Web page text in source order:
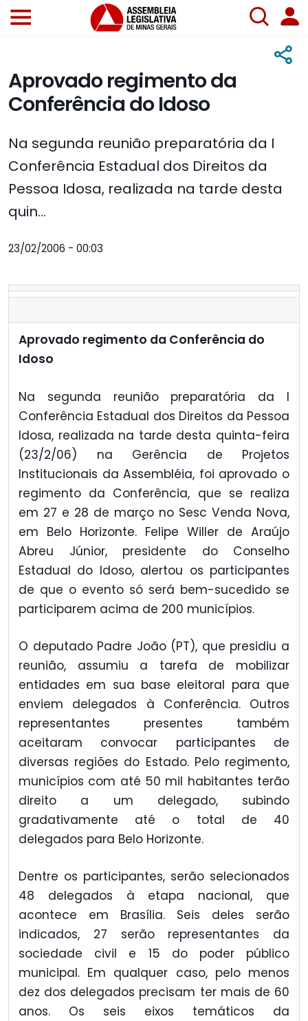
Aprovado regimento da
Conferência do Idoso
Na segunda reunião preparatória da I
Conferência Estadual dos Direitos da
Pessoa Idosa, realizada na tarde desta
quin...
23/02/2006 - 00:03
Aprovado regimento da Conferência do
Idoso
Na segunda reunião preparatória da I
Conferência Estadual dos Direitos da Pessoa
Idosa, realizada na tarde desta quinta-feira
(23/2/06) na Gerência de Projetos
Institucionais da Assembléia, foi aprovado o
regimento da Conferência, que se realiza
em 27 e 28 de março no Sesc Venda Nova,
em Belo Horizonte. Felipe Willer de Araújo
Abreu Júnior, presidente do Conselho
Estadual do Idoso, alertou os participantes
de que o evento só será bem-sucedido se
participarem acima de 200 municípios.
O deputado Padre João (PT), que presidiu a
reunião, assumiu a tarefa de mobilizar
entidades em sua base eleitoral para que
enviem delegados à Conferência. Outros
representantes presentes também
aceitaram convocar participantes de
diversas regiões do Estado. Pelo regimento,
municípios com até 50 mil habitantes terão
direito a um delegado, subindo
gradativamente até o total de 40
delegados para Belo Horizonte.
Dentre os participantes, serão selecionados
48 delegados à etapa nacional, que
acontece em Brasília. Seis deles serão
indicados, 27 serão representantes da
sociedade civil e 15 do poder público
municipal. Em qualquer caso, pelo menos
dez dos delegados precisam ter mais de 60
anos. Os seis eixos temáticos da